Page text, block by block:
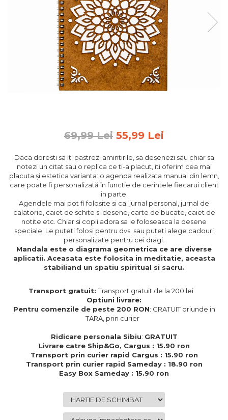
Tablouri personalizate
Diplome si Plachete
Felicitari din lemn
Rame foto din lemn
Aromaterapie
Papioane din lemn
Genti si portofele barbati din
piele naturala
Cadouri de Paste
Produse personalizate pentru
nunti si botezuri
Cadouri personalizate pentru
Cadouri pentru profesori
Cadouri pentru EA
Cadouri pentru EL
Cadouri pentru iubit
Cadouri pentru iubita
Cadouri pentru mama
Cadouri pentru tata
Cadouri pentru cea mai buna
69,99 Lei 55,99 Lei
Daca doresti sa iti pastrezi amintirile, sa desenezi sau chiar sa
notezi un citat sau o replica ce ti-a placut, iti oferim cea mai
placuta și estetica varianta: o agenda realizata manual din lemn,
care poate fi personalizată în functie de cerintele fiecarui client
in parte.
Agendele mai pot fi folosite si ca: jurnal personal, jurnal de
calatorie, caiet de schite si desene, carte de bucate, caiet de
notite etc. Chiar si copii adora sa le foloseasca la desene
speciale. Le puteti folosi pentru dvs. sau puteti alege cadouri
personalizate pentru cei dragi.
Mandala este o diagrama geometrica ce are diverse
aplicatii. Aceasata este folosita in meditatie, aceasta
stabiliand un spatiu spiritual si sacru.
Transport gratuit:Transport gratuit de la 200 lei
Optiuni livrare:
Pentru comenzile de peste 200 RON: GRATUIT oriunde in
TARA, prin curier
Ridicare personala Sibiu: GRATUIT
Livrare catre Ship&Go, Cargus : 15.90 ron
Transport prin curier rapid Cargus : 15.90 ron
Transport prin curier rapid Sameday : 18.90 ron
Easy Box Sameday : 15.90 ron